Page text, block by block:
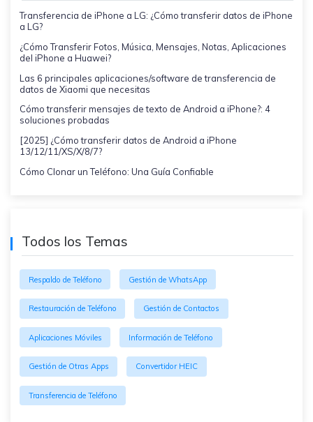
Transferencia de iPhone a LG: ¿Cómo transferir datos de iPhone
a LG?
¿Cómo Transferir Fotos, Música, Mensajes, Notas, Aplicaciones
del iPhone a Huawei?
Las 6 principales aplicaciones/software de transferencia de
datos de Xiaomi que necesitas
Cómo transferir mensajes de texto de Android a iPhone?: 4
soluciones probadas
[2025] ¿Cómo transferir datos de Android a iPhone
13/12/11/XS/X/8/7?
Cómo Clonar un Teléfono: Una Guía Confiable
Todos los Temas
Respaldo de Teléfono Gestión de WhatsApp
Restauración de Teléfono Gestión de Contactos
Aplicaciones Móviles Información de Teléfono
Gestión de Otras Apps Convertidor HEIC
Transferencia de Teléfono